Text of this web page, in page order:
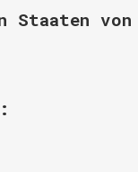
Staaten von